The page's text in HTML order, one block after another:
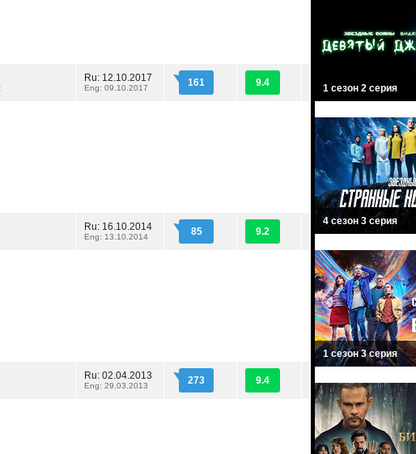
Ru: 12.10.2017
Eng: 09.10.2017 161 9.4
Ru: 16.10.2014
Eng: 13.10.2014 85 9.2
Ru: 02.04.2013
Eng: 29.03.2013 273 9.4
1 сезон 2 серия
4 сезон 3 серия
1 сезон 3 серия